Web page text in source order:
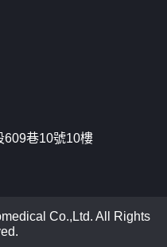
609巷10號10樓
Co.,Ltd. All Rights